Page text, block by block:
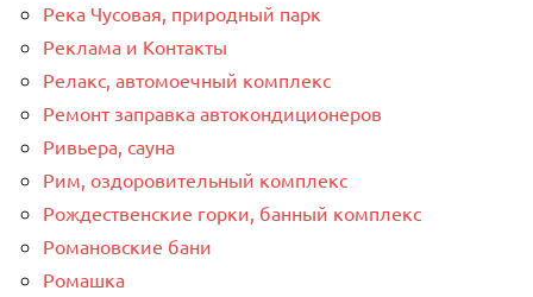
Река Чусовая, природный парк
Реклама и Контакты
Релакс, автомоечный комплекс
Ремонт заправка автокондиционеров
Ривьера, сауна
Рим, оздоровительный комплекс
Рождественские горки, банный комплекс
Романовские бани
Ромашка